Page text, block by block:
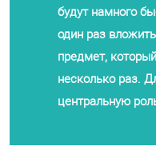
будут намного
один раз
предмет,
несколько раз.
центральную